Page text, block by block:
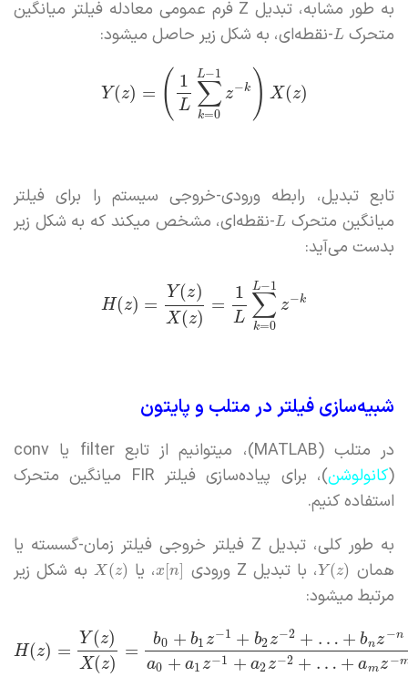
به طور مشابه، تبدیل Z فرم عمومی معادله فیلتر میانگین
متحرک L-نقطه‌ای، به شکل زیر حاصل میشود:
Y(z) = ( 1
L ∑
k=0
L−1
z−k ) X(z)
تابع تبدیل، رابطه ورودی-خروجی سیستم را برای فیلتر
میانگین متحرک L-نقطه‌ای، مشخص میکند که به شکل زیر
بدست می‌آید:
H(z) =
Y(z)
X(z)
=
1
L ∑
k=0
L−1
z−k
شبیه‌سازی فیلتر در متلب و پایتون
در متلب (MATLAB)، میتوانیم از تابع filter یا conv
(کانولوشن
)، برای پیاده‌سازی فیلتر FIR میانگین متحرک
استفاده کنیم.
به طور کلی، تبدیل Z فیلتر خروجی فیلتر زمان-گسسته یا
همان
Y(z) ، با تبدیل Z ورودی x [n] ، یا X (z)
به شکل زیر
مرتبط میشود:
H(z) =
Y(z)
X(z)
=
b0 + b1z−1 + b2z−2 + … + bnz−n
a0 + a1z−1 + a2z−2 + … + amz−